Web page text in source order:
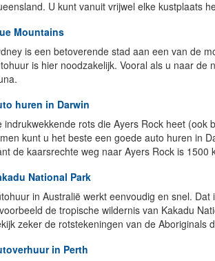
U kunt vanuit vrijwel elke kustplaats
Mountains
is een betoverende stad aan een van de
is hier noodzakelijk. Vooral als u naar
huren in Darwin
indrukwekkende rots die Ayers Rock heet
kunt u het beste een goede auto huren in
de kaarsrechte weg naar Ayers Rock is 1500
National Park
in Australië werkt eenvoudig en snel.
de tropische wildernis van Kakadu
zeker de rotstekeningen van de Aboriginals
in Perth